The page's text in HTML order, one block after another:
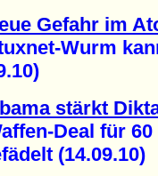
Gefahr im
Wurm
stärkt
Deal für 60
(14.09.10)